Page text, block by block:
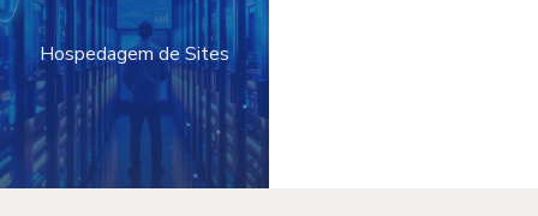
Hospedagem de Sites